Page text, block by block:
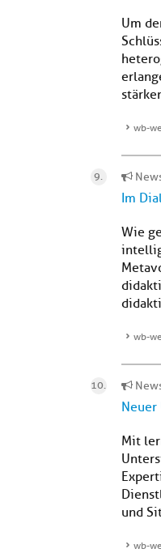
Um
wb-
Im
Wie
wb-
Mit
und
wb-